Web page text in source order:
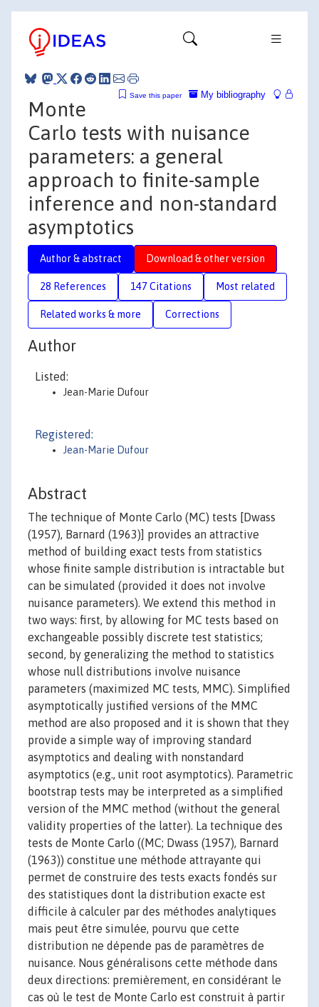
My bibliography
Save this paper
Monte
Carlo tests with nuisance
parameters: a general
approach to finite-sample
inference and non-standard
asymptotics
Author & abstract Download & other version
28 References 147 Citations Most related
Related works & more Corrections
Author
Listed:
Jean-Marie Dufour
Registered:
Jean-Marie Dufour
Abstract
The technique of Monte Carlo (MC) tests [Dwass
(1957), Barnard (1963)] provides an attractive
method of building exact tests from statistics
whose finite sample distribution is intractable but
can be simulated (provided it does not involve
nuisance parameters). We extend this method in
two ways: first, by allowing for MC tests based on
exchangeable possibly discrete test statistics;
second, by generalizing the method to statistics
whose null distributions involve nuisance
parameters (maximized MC tests, MMC). Simplified
asymptotically justified versions of the MMC
method are also proposed and it is shown that they
provide a simple way of improving standard
asymptotics and dealing with nonstandard
asymptotics (e.g., unit root asymptotics). Parametric
bootstrap tests may be interpreted as a simplified
version of the MMC method (without the general
validity properties of the latter). La technique des
tests de Monte Carlo ((MC; Dwass (1957), Barnard
(1963)) constitue une méthode attrayante qui
permet de construire des tests exacts fondés sur
des statistiques dont la distribution exacte est
difficile à calculer par des méthodes analytiques
mais peut être simulée, pourvu que cette
distribution ne dépende pas de paramètres de
nuisance. Nous généralisons cette méthode dans
deux directions: premièrement, en considérant le
cas où le test de Monte Carlo est construit à partir